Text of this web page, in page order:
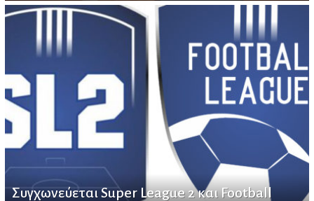
Συγχωνεύεται Super League 2 και Football